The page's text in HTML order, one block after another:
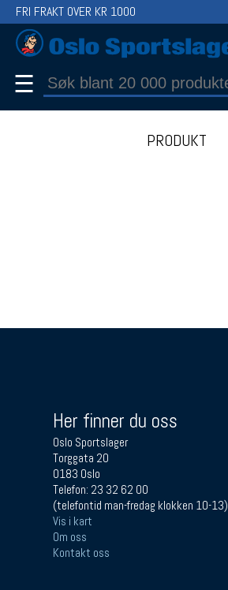
FRI FRAKT OVER KR 1000
☰
PRODUKT
Her finner du oss
Oslo Sportslager
Torggata 20
0183 Oslo
Telefon: 23 32 62 00
(telefontid man-fredag klokken 10-13)
Vis i kart
Om oss
Kontakt oss